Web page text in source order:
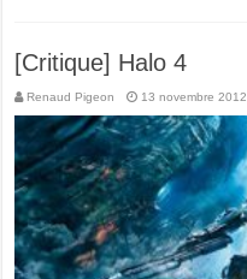
[Critique] Halo 4
Renaud Pigeon 13 novembre 2012